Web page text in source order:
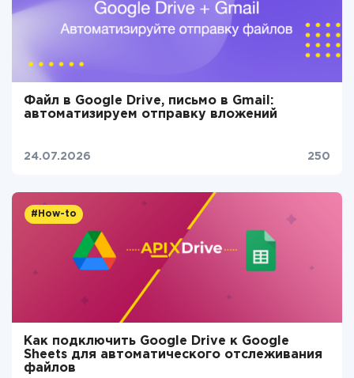
Файл в Google Drive, письмо в Gmail:
автоматизируем отправку вложений
24.07.2026 250
#How-to
Как подключить Google Drive к Google
Sheets для автоматического отслеживания
файлов